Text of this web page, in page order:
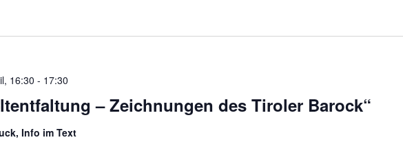
– Zeichnungen des Tiroler Barock“
16:30 - 17:30
Info im Text